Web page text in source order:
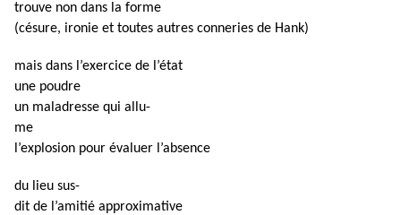
trouve non dans la forme
(césure, ironie et toutes autres conneries de Hank)
mais dans l’exercice de l’état
une poudre
un maladresse qui allu-
me
l’explosion pour évaluer l’absence
du lieu sus-
dit de l’amitié approximative